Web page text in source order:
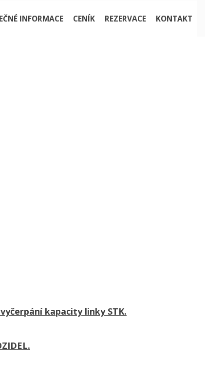
INFORMACE CENÍK REZERVACE KONTAKT
kapacity linky STK.